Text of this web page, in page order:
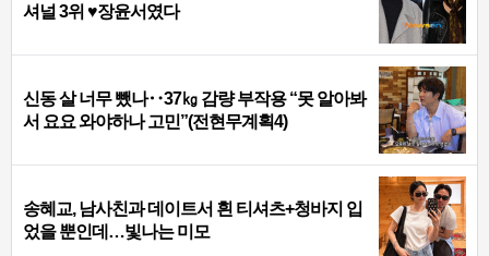
셔널 3위 ♥장윤서였다
신동 살 너무 뺐나‥37㎏ 감량 부작용 “못 알아봐
서 요요 와야하나 고민”(전현무계획4)
송혜교, 남사친과 데이트서 흰 티셔츠+청바지 입
었을 뿐인데…빛나는 미모